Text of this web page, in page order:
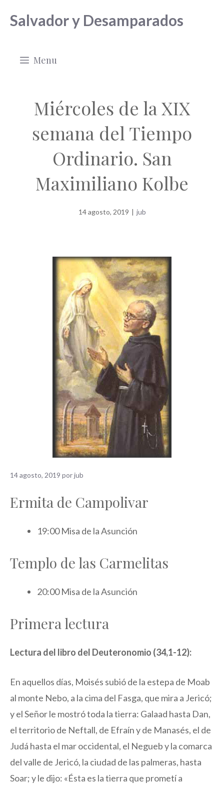
Salvador y Desamparados
Menu
Miércoles de la XIX
semana del Tiempo
Ordinario. San
Maximiliano Kolbe
14 agosto, 2019 | jub
14 agosto, 2019 porjub
Ermita de Campolivar
19:00 Misa de la Asunción
Templo de las Carmelitas
20:00 Misa de la Asunción
Primera lectura
Lectura del libro del Deuteronomio (34,1-12):
En aquellos días, Moisés subió de la estepa de Moab
al monte Nebo, a la cima del Fasga, que mira a Jericó;
y el Señor le mostró toda la tierra: Galaad hasta Dan,
el territorio de Neftall, de Efraín y de Manasés, el de
Judá hasta el mar occidental, el Negueb y la comarca
del valle de Jericó, la ciudad de las palmeras, hasta
Soar; y le dijo: «Ésta es la tierra que prometí a